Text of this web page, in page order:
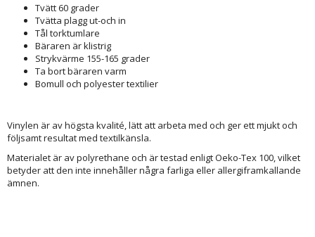
Tvätt 60 grader
Tvätta plagg ut-och in
Tål torktumlare
Bäraren är klistrig
Strykvärme 155-165 grader
Ta bort bäraren varm
Bomull och polyester textilier
Vinylen är av högsta kvalité, lätt att arbeta med och ger ett mjukt och
följsamt resultat med textilkänsla.
Materialet är av polyrethane och är testad enligt Oeko-Tex 100, vilket
betyder att den inte innehåller några farliga eller allergiframkallande
ämnen.